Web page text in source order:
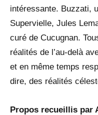
intéressante. Buzzati,
Supervielle, Jules
curé de Cucugnan.
réalités de l’au-delà
et en même temps
dire, des réalités
Propos recueillis par